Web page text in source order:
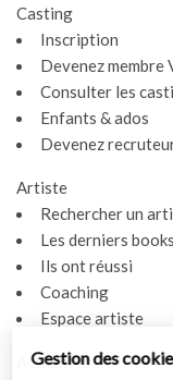
Casting
Inscription
Devenez membre
Consulter les
Enfants & ados
Devenez
Artiste
Rechercher un
Les derniers books
Ils ont réussi
Coaching
Espace artiste
Actualités
Gestion des